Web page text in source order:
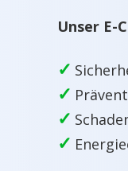
Unser E-
✓
✓
✓
✓